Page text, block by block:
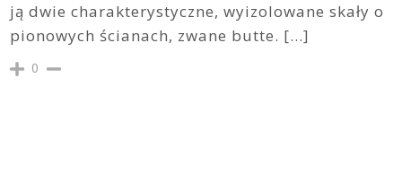
ją dwie charakterystyczne, wyizolowane skały o
pionowych ścianach, zwane butte. […]
0